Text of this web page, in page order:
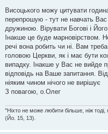
Висоцького можу цитувати
перепрошую - тут не навчать
дружиною. Вірувати Богові і
Інакше це буде марновірством.
речі вона робить чи ні. Вам
головою Церкви, як і має бути
випадку. Інакше у Вас не
відповідь на Ваше запитання.
ніяким чином нічого не вирішує
З повагою, о.Олег
"Ніхто не може любити більше, ніж тоді,
(Йо. 15, 13).